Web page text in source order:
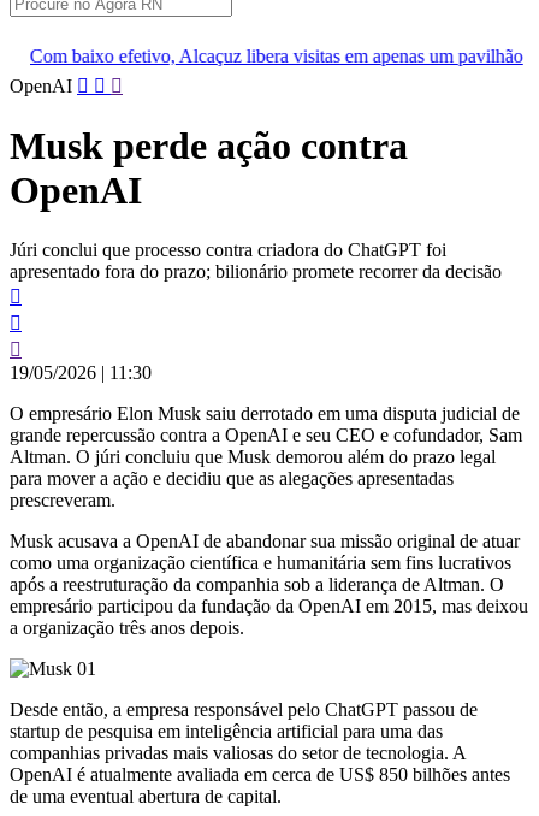
Alcaçuz libera visitas em apenas um pavilhão
Passarela da
Pular
para
conteúdo
OpenAI
Musk perde ação contra
OpenAI
Júri conclui que processo contra criadora do ChatGPT foi
apresentado fora do prazo; bilionário promete recorrer da decisão
19/05/2026 | 11:30
O empresário Elon Musk saiu derrotado em uma disputa judicial de
grande repercussão contra a OpenAI e seu CEO e cofundador, Sam
Altman. O júri concluiu que Musk demorou além do prazo legal
para mover a ação e decidiu que as alegações apresentadas
prescreveram.
Musk acusava a OpenAI de abandonar sua missão original de atuar
como uma organização científica e humanitária sem fins lucrativos
após a reestruturação da companhia sob a liderança de Altman. O
empresário participou da fundação da OpenAI em 2015, mas deixou
a organização três anos depois.
Desde então, a empresa responsável pelo ChatGPT passou de
startup de pesquisa em inteligência artificial para uma das
companhias privadas mais valiosas do setor de tecnologia. A
OpenAI é atualmente avaliada em cerca de US$ 850 bilhões antes
de uma eventual abertura de capital.